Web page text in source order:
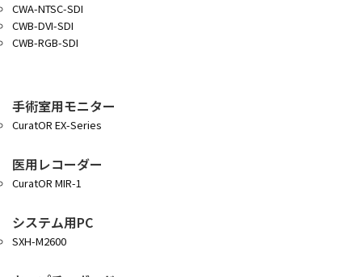
CWA-NTSC-SDI
CWB-DVI-SDI
CWB-RGB-SDI
手術室用モニター
CuratOR EX-Series
医用レコーダー
CuratOR MIR-1
システム用PC
SXH-M2600